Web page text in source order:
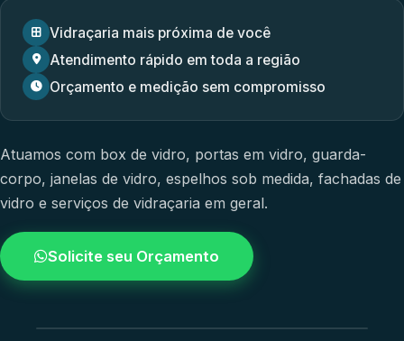
Vidraçaria mais próxima de você
Atendimento rápido em toda a região
Orçamento e medição sem compromisso
Atuamos com box de vidro, portas em vidro, guarda-
corpo, janelas de vidro, espelhos sob medida, fachadas de
vidro e serviços de vidraçaria em geral.
Solicite seu Orçamento
4.9 / 5.0
avaliacao dos clientes